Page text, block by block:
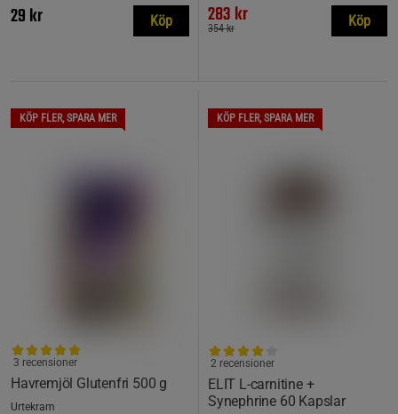
29 kr Köp 283 kr
354 kr Köp
KÖP FLER, SPARA MER
Havremjöl Glutenfri 500 g
3 recensioner
Urtekram
KÖP FLER, SPARA MER
ELIT L-carnitine +
Synephrine 60 Kapslar
2 recensioner